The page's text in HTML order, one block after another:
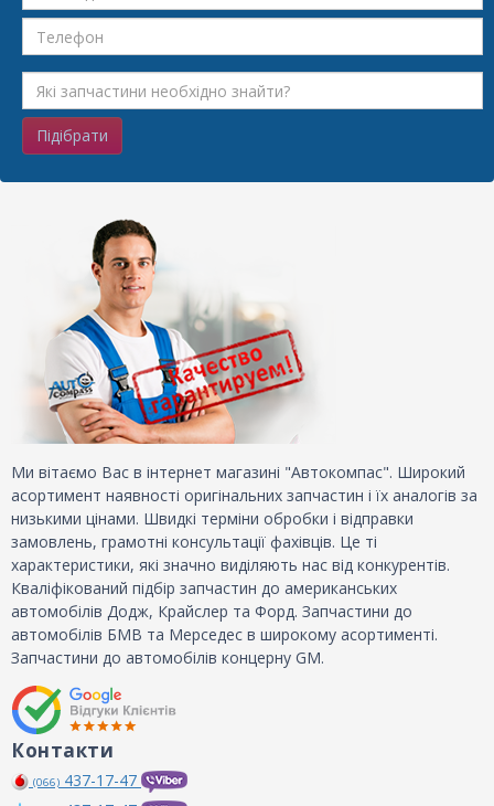
Підібрати
Ми вітаємо Вас в інтернет магазині "Автокомпас". Широкий
асортимент наявності оригінальних запчастин і їх аналогів за
низькими цінами. Швидкі терміни обробки і відправки
замовлень, грамотні консультації фахівців. Це ті
характеристики, які значно виділяють нас від конкурентів.
Кваліфікований підбір запчастин до американських
автомобілів Додж, Крайслер та Форд. Запчастини до
автомобілів БМВ та Мерседес в широкому асортименті.
Запчастини до автомобілів концерну GM.
Контакти
(066) 437-17-47